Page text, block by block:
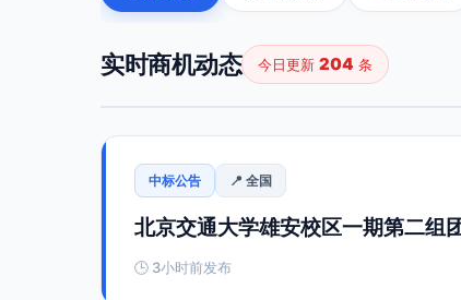
实时商机动态 今日更新 204 条
中标公告 📍 全国
北京交通大学雄安校区一期第二
🕒 3小时前发布